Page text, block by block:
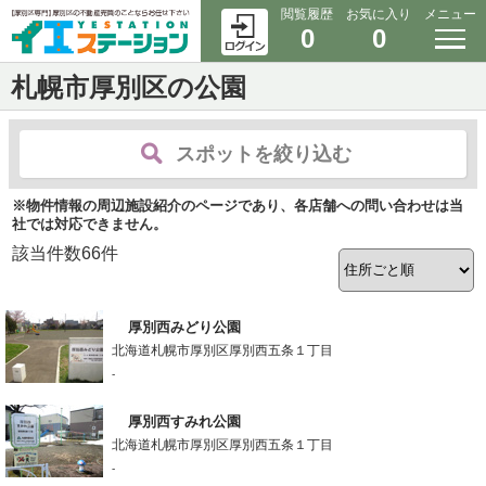
閲覧履歴
0
お気に入り
0
メニュー
札幌市厚別区の公園
スポットを絞り込む
※物件情報の周辺施設紹介のページであり、各店舗への問い合わせは当
社では対応できません。
該当件数66件
厚別西みどり公園
北海道札幌市厚別区厚別西五条１丁目
-
厚別西すみれ公園
北海道札幌市厚別区厚別西五条１丁目
-